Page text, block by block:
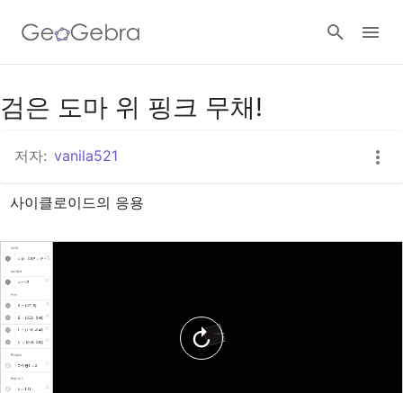
구글 클래스룸
지오지브라 클래스룸
검은 도마 위 핑크 무채!
저자: vanila521
사이클로이드의 응용